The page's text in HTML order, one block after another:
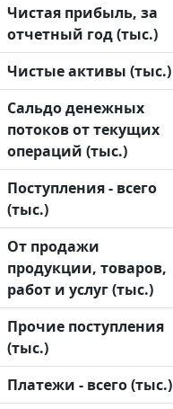
Чистая прибыль, за
отчетный год (тыс.)
Чистые активы (тыс.)
Сальдо денежных
потоков от текущих
операций (тыс.)
Поступления - всего
(тыс.)
От продажи
продукции, товаров,
работ и услуг (тыс.)
Прочие поступления
(тыс.)
Платежи - всего (тыс.)